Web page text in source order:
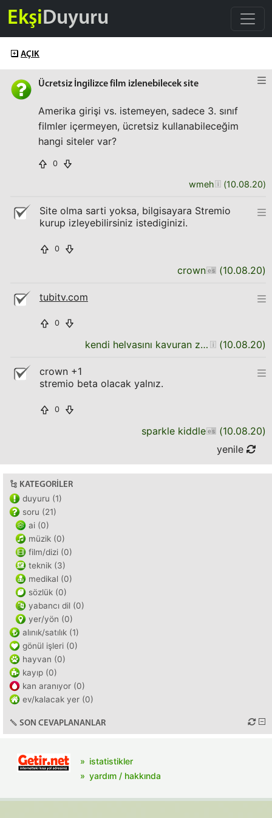
EkşiDuyuru
AÇIK
Ücretsiz İngilizce film izlenebilecek site
Amerika girişi vs. istemeyen, sadece 3. sınıf
filmler içermeyen, ücretsiz kullanabileceğim
hangi siteler var?
0
wmeh (10.08.20)
Site olma sarti yoksa, bilgisayara Stremio
kurup izleyebilirsiniz istediginizi.
0
crown (10.08.20)
tubitv.com
0
kendi helvasını kavuran zombi (10.08.20)
crown +1
stremio beta olacak yalnız.
0
sparkle kiddle (10.08.20)
yenile
KATEGORILER
duyuru (1)
soru (21)
ai (0)
müzik (0)
film/dizi (0)
teknik (3)
medikal (0)
sözlük (0)
yabancı dil (0)
yer/yön (0)
alınık/satılık (1)
gönül işleri (0)
hayvan (0)
kayıp (0)
kan aranıyor (0)
ev/kalacak yer (0)
SON CEVAPLANANLAR
istatistikler
yardım / hakkında